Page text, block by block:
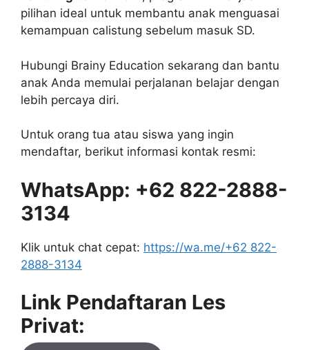
pilihan ideal untuk membantu anak menguasai
kemampuan calistung sebelum masuk SD.
Hubungi Brainy Education sekarang dan bantu
anak Anda memulai perjalanan belajar dengan
lebih percaya diri.
Untuk orang tua atau siswa yang ingin
mendaftar, berikut informasi kontak resmi:
WhatsApp: +62 822-2888-
3134
Klik untuk chat cepat: https://wa.me/+62 822-
2888-3134
Link Pendaftaran Les
Privat: